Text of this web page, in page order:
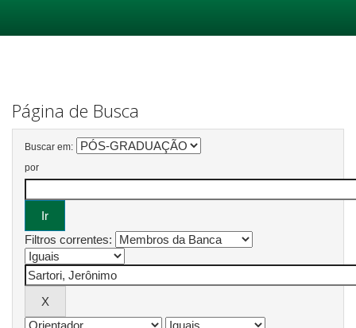
Página de Busca
Buscar em:
por
Filtros correntes: